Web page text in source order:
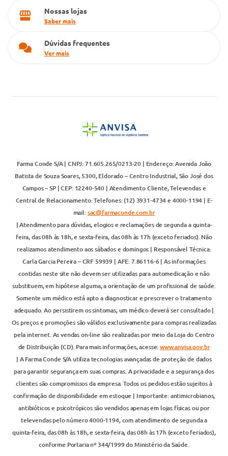
Nossas lojas
Saber mais
Dúvidas frequentes
Ver mais
Farma Conde S/A | CNPJ: 71.605.265/0213-20 | Endereço: Avenida João
Batista de Souza Soares, 5300, Eldorado – Centro Industrial, São José dos
Campos – SP | CEP: 12240-540 | Atendimento Cliente, Televendas e
Central de Relacionamento: Telefones: (12) 3931-4734 e 4000-1194 | E-
mail:sac@farmaconde.com.br
| Atendimento para dúvidas, elogios e reclamações de segunda a quinta-
feira, das 08h às 18h, e sexta-feira, das 08h às 17h (exceto feriados). Não
realizamos atendimento aos sábados e domingos | Responsável Técnica:
Carla Garcia Pereira – CRF 59939 | AFE: 7.86116-6 | As informações
contidas neste site não devem ser utilizadas para automedicação e não
substituem, em hipótese alguma, a orientação de um profissional de saúde.
Somente um médico está apto a diagnosticar e prescrever o tratamento
adequado. Ao persistirem os sintomas, um médico deverá ser consultado |
Os preços e promoções são válidos exclusivamente para compras realizadas
pela internet. As vendas on-line são realizadas por meio da Loja do Centro
de Distribuição (CD). Para mais informações, acesse:www.anvisa.gov.br
| A Farma Conde S/A utiliza tecnologias avançadas de proteção de dados
para garantir segurança em suas compras. A privacidade e a segurança dos
clientes são compromissos da empresa. Todos os pedidos estão sujeitos à
confirmação de disponibilidade em estoque | Importante: antimicrobianos,
antibióticos e psicotrópicos são vendidos apenas em lojas físicas ou por
televendas pelo número 4000-1194, com atendimento de segunda a
quinta-feira, das 08h às 18h, e sexta-feira, das 08h às 17h (exceto feriados),
conforme Portaria nº 344/1999 do Ministério da Saúde.